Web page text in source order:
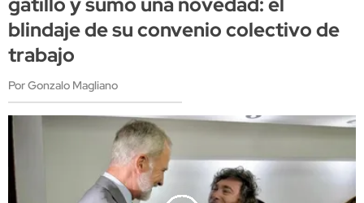
blindaje de su convenio colectivo de
trabajo
Por Gonzalo Magliano